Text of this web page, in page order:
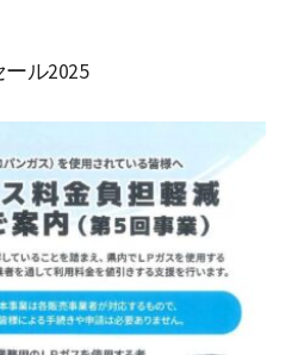
ル2025